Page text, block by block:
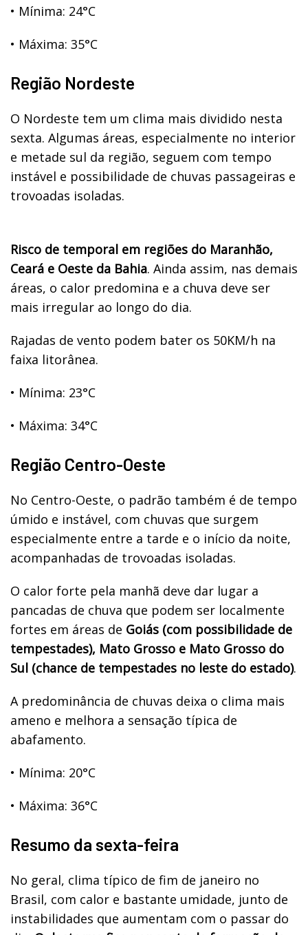
• Mínima: 24°C
• Máxima: 35°C
Região Nordeste
O Nordeste tem um clima mais dividido nesta
sexta. Algumas áreas, especialmente no interior
e metade sul da região, seguem com tempo
instável e possibilidade de chuvas passageiras e
trovoadas isoladas.
Risco de temporal em regiões do Maranhão,
Ceará e Oeste da Bahia. Ainda assim, nas demais
áreas, o calor predomina e a chuva deve ser
mais irregular ao longo do dia.
Rajadas de vento podem bater os 50KM/h na
faixa litorânea.
• Mínima: 23°C
• Máxima: 34°C
Região Centro-Oeste
No Centro-Oeste, o padrão também é de tempo
úmido e instável, com chuvas que surgem
especialmente entre a tarde e o início da noite,
acompanhadas de trovoadas isoladas.
O calor forte pela manhã deve dar lugar a
pancadas de chuva que podem ser localmente
fortes em áreas de Goiás (com possibilidade de
tempestades), Mato Grosso e Mato Grosso do
Sul (chance de tempestades no leste do estado).
A predominância de chuvas deixa o clima mais
ameno e melhora a sensação típica de
abafamento.
• Mínima: 20°C
• Máxima: 36°C
Resumo da sexta-feira
No geral, clima típico de fim de janeiro no
Brasil, com calor e bastante umidade, junto de
instabilidades que aumentam com o passar do